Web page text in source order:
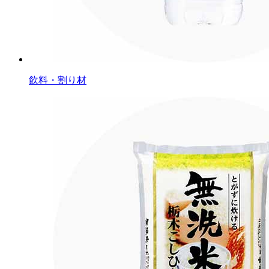
飲料・割り材